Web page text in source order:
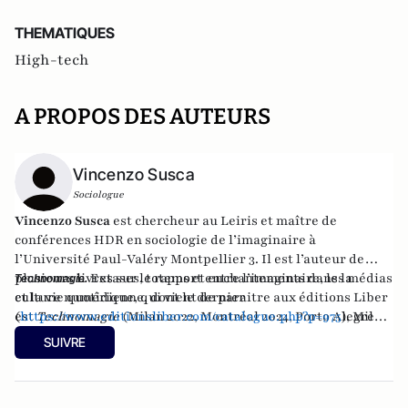
THEMATIQUES
High-tech
A PROPOS DES AUTEURS
Vincenzo Susca
Sociologue
Vincenzo Susca est chercheur au Leiris et maître de
conférences HDR en sociologie de l’imaginaire à
l’Université Paul-Valéry Montpellier 3. Il est l’auteur de
plusieurs livres sur le rapport entre l’imaginaire, les médias
et la vie quotidienne, dont le dernier
estTechnomagie(Milan 2022, Montréal 2024, Porto Alegre
2024).
Technomagie.Extases, totems et enchantements dans la
culture numérique, qui vient de paraitre aux éditions Liber
(https://www.editionsliber.com/catalogue.php?p=975), Milan
2022, Montréal 2024, Porto Alegre 2024
SUIVRE